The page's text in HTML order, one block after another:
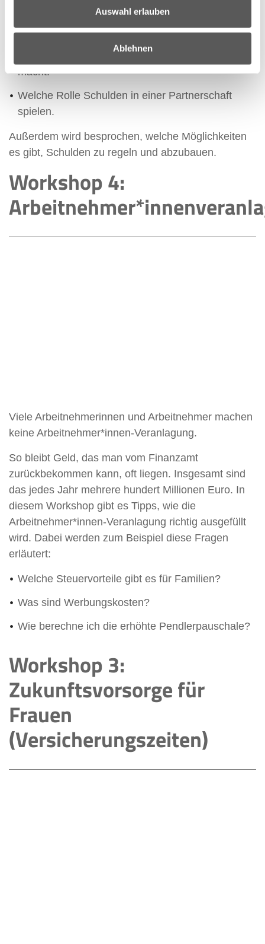
Auswahl erlauben
Ablehnen
Schulden. Es wird erklärt:
Wie man Schulden vermeiden kann.
Worauf man achten soll, bevor man Schulden
macht.
Welche Rolle Schulden in einer Partnerschaft
spielen.
Außerdem wird besprochen, welche Möglichkeiten
es gibt, Schulden zu regeln und abzubauen.
Workshop 4:
Viele Arbeitnehmerinnen und Arbeitnehmer machen
keine Arbeitnehmer*innen-Veranlagung.
So bleibt Geld, das man vom Finanzamt
zurückbekommen kann, oft liegen. Insgesamt sind
das jedes Jahr mehrere hundert Millionen Euro. In
diesem Workshop gibt es Tipps, wie die
Arbeitnehmer*innen-Veranlagung richtig ausgefüllt
wird. Dabei werden zum Beispiel diese Fragen
erläutert:
Welche Steuervorteile gibt es für Familien?
Was sind Werbungskosten?
Wie berechne ich die erhöhte Pendlerpauschale?
Workshop 3:
Zukunftsvorsorge für
Frauen
(Versicherungszeiten)